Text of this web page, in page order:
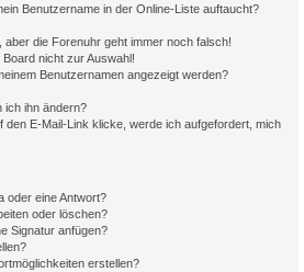
Benutzername in der Online-Liste auftaucht?
aber die Forenuhr geht immer noch falsch!
nicht zur Auswahl!
Benutzernamen angezeigt werden?
ich ihn ändern?
den E-Mail-Link klicke, werde ich aufgefordert, mich
oder eine Antwort?
oder löschen?
Signatur anfügen?
erstellen?